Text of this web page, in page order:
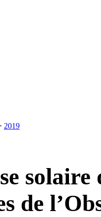
2019
de